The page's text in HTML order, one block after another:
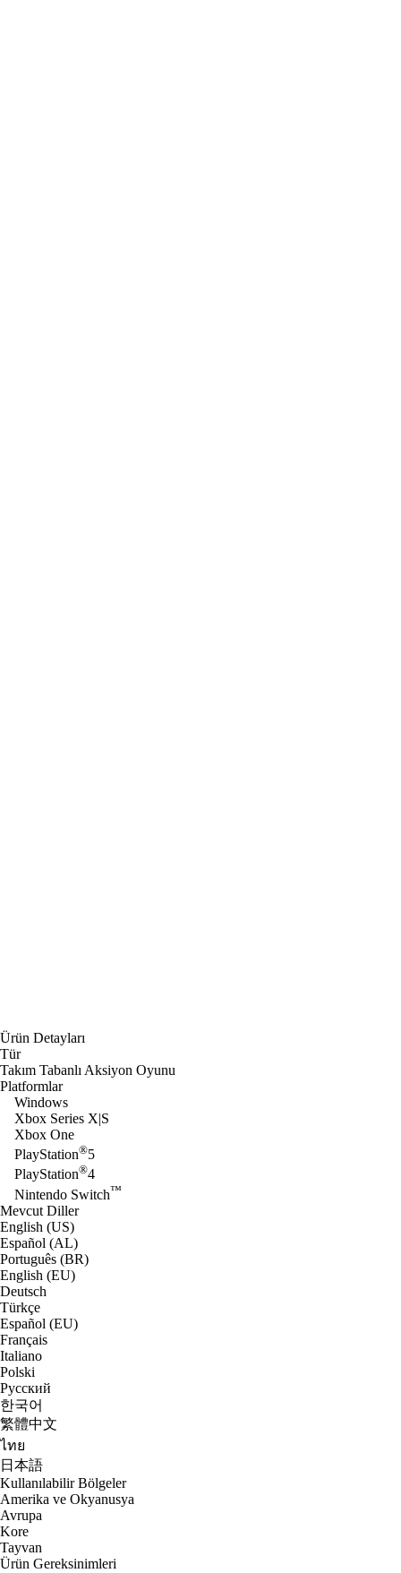
Ürün Detayları
Tür
Takım Tabanlı Aksiyon Oyunu
Platformlar
Windows
Xbox Series X|S
Xbox One
PlayStation®5
PlayStation®4
Nintendo Switch™
Mevcut Diller
English (US)
Español (AL)
Português (BR)
English (EU)
Deutsch
Türkçe
Español (EU)
Français
Italiano
Polski
Русский
한국어
繁體中文
ไทย
日本語
Kullanılabilir Bölgeler
Amerika ve Okyanusya
Avrupa
Kore
Tayvan
Ürün Gereksinimleri